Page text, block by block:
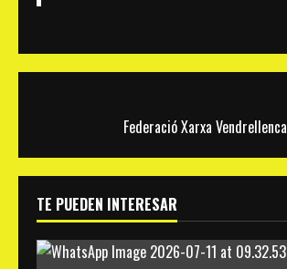
Federació Xarxa Vendrellenca
TE PUEDEN INTERESAR